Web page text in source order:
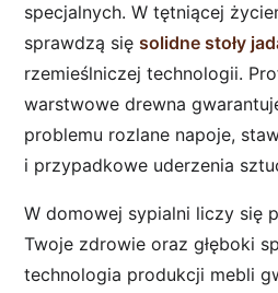
specjalnych. W tętniącej
sprawdzą sięsolidne stoły
rzemieślniczej technologii.
warstwowe drewna
problemu rozlane napoje,
i przypadkowe uderzenia
W domowej sypialni liczy się
Twoje zdrowie oraz głęboki
technologia produkcji mebli